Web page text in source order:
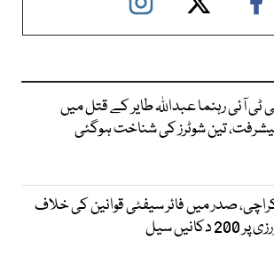
ٹی آئی رہنما عبداللہ طایر کے قتل میں
تین شوٹرز کی شناخت ہوگئی
صدر میں فائر سیفٹی قوانین کی خلاف
پر 200 دکانیں سیل